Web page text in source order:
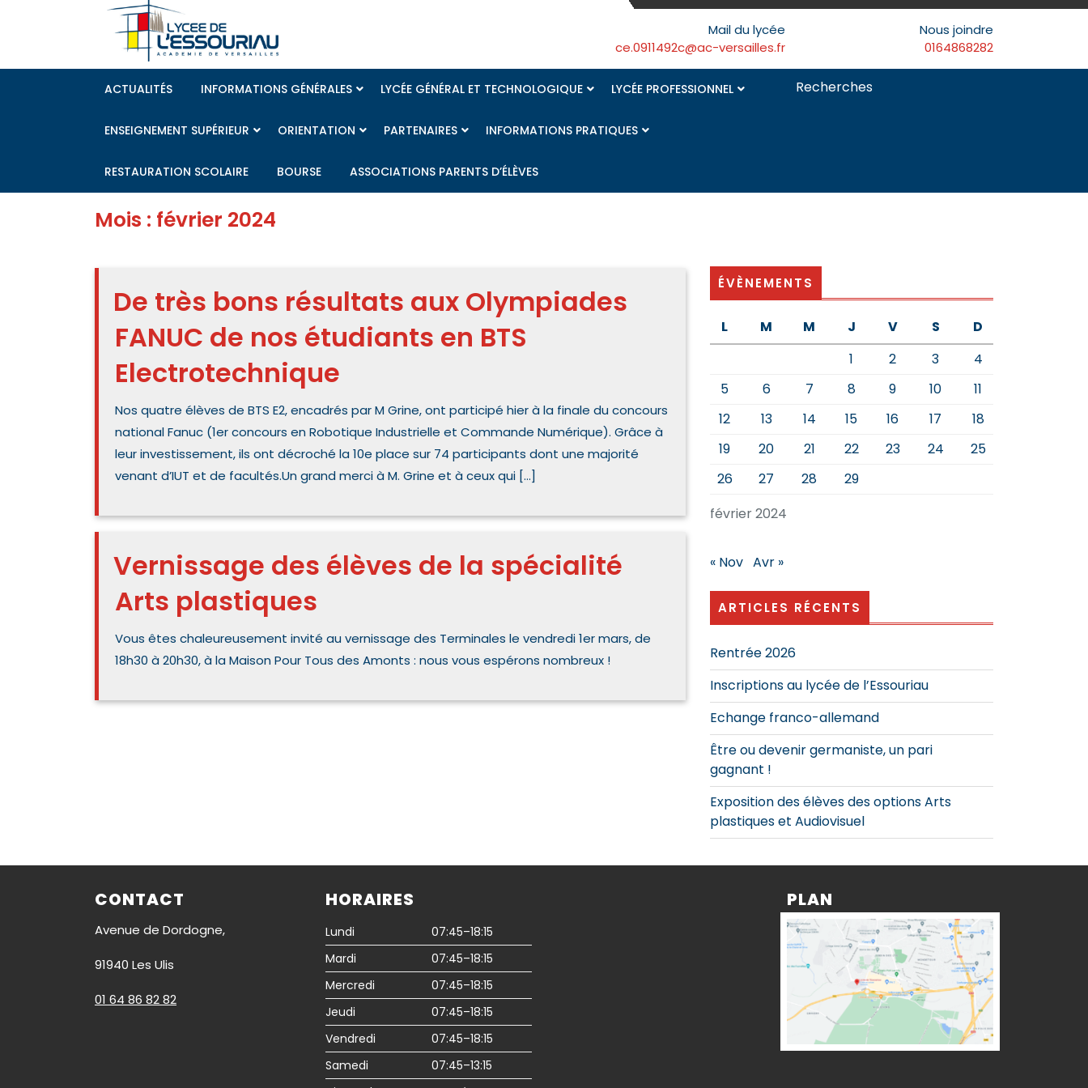
Mail du lycée
ce.0911492c@ac-versailles.fr
Nous joindre
0164868282
ACTUALITÉS INFORMATIONS GÉNÉRALES LYCÉE GÉNÉRAL ET TECHNOLOGIQUE LYCÉE PROFESSIONNEL
ENSEIGNEMENT SUPÉRIEUR ORIENTATION PARTENAIRES INFORMATIONS PRATIQUES
RESTAURATION SCOLAIRE BOURSE ASSOCIATIONS PARENTS D’ÉLÈVES
Search
for:
Mois : février 2024
De très bons résultats aux Olympiades
FANUC de nos étudiants en BTS
Electrotechnique
Nos quatre élèves de BTS E2, encadrés par M Grine, ont participé hier à la finale du concours
national Fanuc (1er concours en Robotique Industrielle et Commande Numérique). Grâce à
leur investissement, ils ont décroché la 10e place sur 74 participants dont une majorité
venant d’IUT et de facultés.Un grand merci à M. Grine et à ceux qui […]
Vernissage des élèves de la spécialité
Arts plastiques
Vous êtes chaleureusement invité au vernissage des Terminales le vendredi 1er mars, de
18h30 à 20h30, à la Maison Pour Tous des Amonts : nous vous espérons nombreux !
ÉVÈNEMENTS
février 2024
L M M J V S
D
1
2 3
4
5
6 7 8 9 10
11
12
13 14 15 16 17
18
19
20 21 22 23 24
25
26
27 28 29
« Nov Avr »
ARTICLES RÉCENTS
Rentrée 2026
Inscriptions au lycée de l’Essouriau
Echange franco-allemand
Être ou devenir germaniste, un pari
gagnant !
Exposition des élèves des options Arts
plastiques et Audiovisuel
CONTACT
Avenue de Dordogne,
91940 Les Ulis
01 64 86 82 82
HORAIRES
Lundi
07:45–18:15
Mardi
07:45–18:15
Mercredi
07:45–18:15
Jeudi
07:45–18:15
Vendredi
07:45–18:15
Samedi
07:45–13:15
PLAN